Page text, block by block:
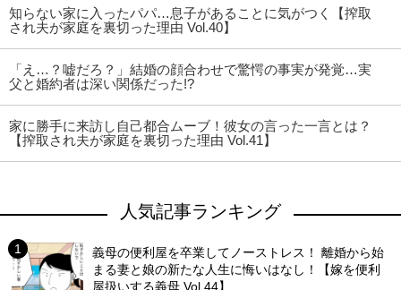
知らない家に入ったパパ…息子があることに気がつく【搾取
され夫が家庭を裏切った理由 Vol.40】
「え…？嘘だろ？」結婚の顔合わせで驚愕の事実が発覚…実
父と婚約者は深い関係だった!?
家に勝手に来訪し自己都合ムーブ！彼女の言った一言とは？
【搾取され夫が家庭を裏切った理由 Vol.41】
人気記事ランキング
義母の便利屋を卒業してノーストレス！ 離婚から始
まる妻と娘の新たな人生に悔いはなし！【嫁を便利
屋扱いする義母 Vol.44】